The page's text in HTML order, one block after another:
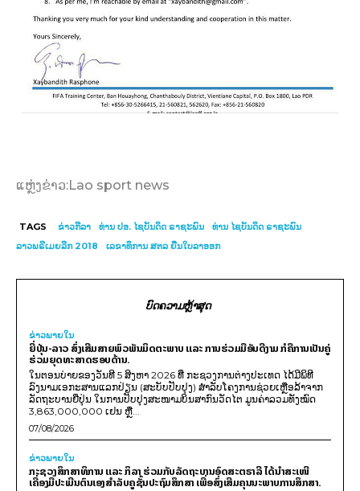
ແຫຼ່ງຂ່າວ:Lao sport news
TAGS ຂ່າວກີລາ ທ່ານ ປອ. ໄຊບັນດິດ ຣາຊະພົນ
ທ່ານ ໄຊບັນດິດ ຣາຊະພົນ
ລາວພຣີເມຍລີກ 2018
ເລຂາທິການ ສຕລ ຍື່ນໃບລາອອກ
ບົດຄວາມຫຼ້າສຸດ
ຂ່າວພາຍ​ໃນ
ຍີ່ປຸ່ນ-ລາວ ສົ່ງເສີມສາຍພົວພັນມິດຕະພາບ ແລະ ການຮ່ວມມືອັນດີງາມ ກໍຄືການເປັນຄູ່
ຮ່ວມຍຸດທະສາດຮອບດ້ານ.
ໃນຕອນບ່າຍຂອງວັນທີ 5 ສິງຫາ 2026 ທີ່ ກະຊວງການຕ່າງປະເທດ ໄດ້ມີພິທີ
ລົງນາມເອກະສານແລກປ່ຽນ (ສະບັບປັບປຸງ) ສໍາລັບໂຄງການຊ່ວຍເຫຼືອລ້າຈາກ
ລັດຖະບານຍີ່ປຸ່ນ ໃນການປັບປຸງສະໜາມບິນສາກົນວັດໄຕ ມູນຄ່າລວມທັງໝົດ
3,863,000,000 ເຢນ ຫຼື...
07/08/2026
ຂ່າວພາຍ​ໃນ
ກະຊວງສຶກສາທິການ ແລະ ກິລາ ຮ່ວມກັບລັດຖະບານອົດສະຕຣາລີ ໄດ້ນຳສະເໜີ
ເຄື່ອງມືປະເມີນຕົນເອງສຳລັບຄູຊັ້ນປະຖົມສຶກສາ ເພື່ອສົ່ງເສີມຄຸນນະພາບການສຶກສາ.